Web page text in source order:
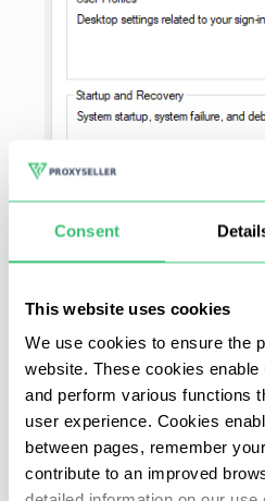
Consent
This website uses cookies
We use cookies to ensure the
website. These cookies
and perform various functions
user experience. Cookies
between pages, remember
contribute to an improved